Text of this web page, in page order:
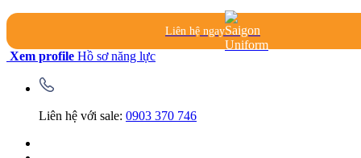
Liên hệ ngay
Xem profile Hồ sơ năng lực
Liên hệ với sale: 0903 370 746